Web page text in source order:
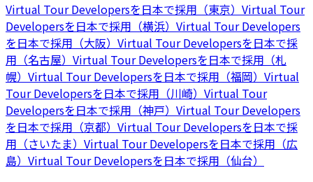
Virtual Tour Developersを日本で採用（東京） Virtual Tour
Developersを日本で採用（横浜） Virtual Tour Developers
を日本で採用（大阪） Virtual Tour Developersを日本で採
用（名古屋） Virtual Tour Developersを日本で採用（札
幌） Virtual Tour Developersを日本で採用（福岡） Virtual
Tour Developersを日本で採用（川崎） Virtual Tour
Developersを日本で採用（神戸） Virtual Tour Developers
を日本で採用（京都） Virtual Tour Developersを日本で採
用（さいたま） Virtual Tour Developersを日本で採用（広
島） Virtual Tour Developersを日本で採用（仙台）